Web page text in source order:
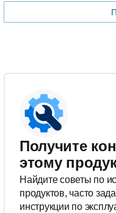
Получите
этому
Найдите советы по
продуктов, часто
инструкции по